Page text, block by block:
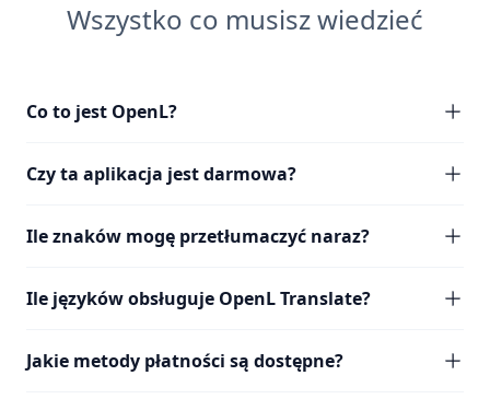
Wszystko co musisz wiedzieć
Co to jest OpenL?
Czy ta aplikacja jest darmowa?
Ile znaków mogę przetłumaczyć naraz?
Ile języków obsługuje OpenL Translate?
Jakie metody płatności są dostępne?